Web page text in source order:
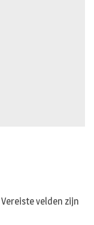
Vereiste velden zijn